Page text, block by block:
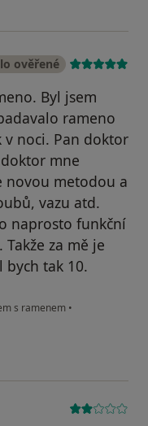
ověřené
Byl jsem
rameno
v noci. Pan doktor
mne
novou metodou a
vazu atd.
naprosto funkční
za mě je
bych tak 10.
s ramenem •